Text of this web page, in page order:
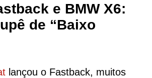
e BMW X6:
de “Baixo
lançou o Fastback, muitos